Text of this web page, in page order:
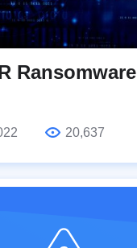
Ransomware
20,637